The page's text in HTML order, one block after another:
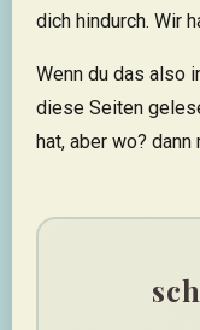
dich hindurch. Wir
Wenn du das also
diese Seiten
hat, aber wo? dann